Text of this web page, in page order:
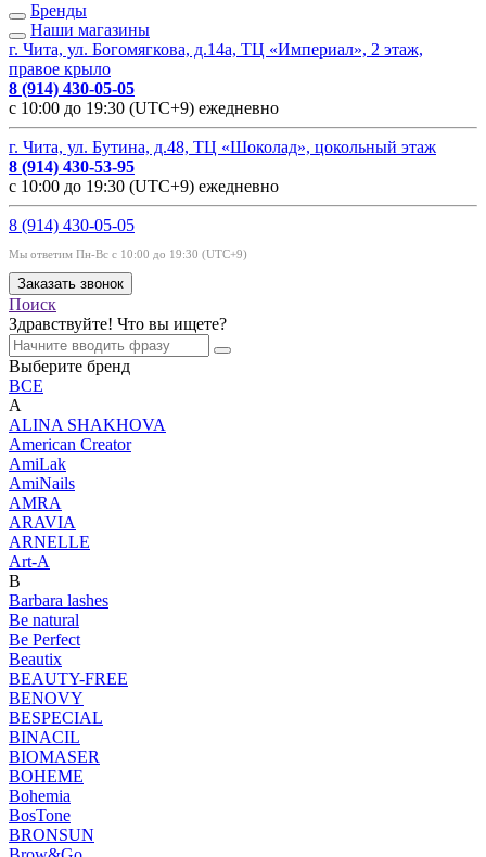
Бренды
Наши магазины
г. Чита, ул. Богомягкова, д.14а, ТЦ «Империал», 2 этаж,
правое крыло
8 (914) 430-05-05
с 10:00 до 19:30 (UTC+9) ежедневно
г. Чита, ул. Бутина, д.48, ТЦ «Шоколад», цокольный этаж
8 (914) 430-53-95
с 10:00 до 19:30 (UTC+9) ежедневно
8 (914) 430-05-05
Мы ответим Пн-Вс с 10:00 до 19:30 (UTC+9)
Заказать звонок
Поиск
Здравствуйте! Что вы ищете?
Выберите бренд
ВСЕ
A
ALINA SHAKHOVA
American Creator
AmiLak
AmiNails
AMRA
ARAVIA
ARNELLE
Art-A
B
Barbara lashes
Be natural
Be Perfect
Beautix
BEAUTY-FREE
BENOVY
BESPECIAL
BINACIL
BIOMASER
BOHEME
Bohemia
BosTone
BRONSUN